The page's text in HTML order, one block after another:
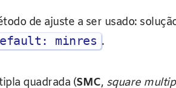
de ajuste a ser usado:
minres .
quadrada (SMC, square